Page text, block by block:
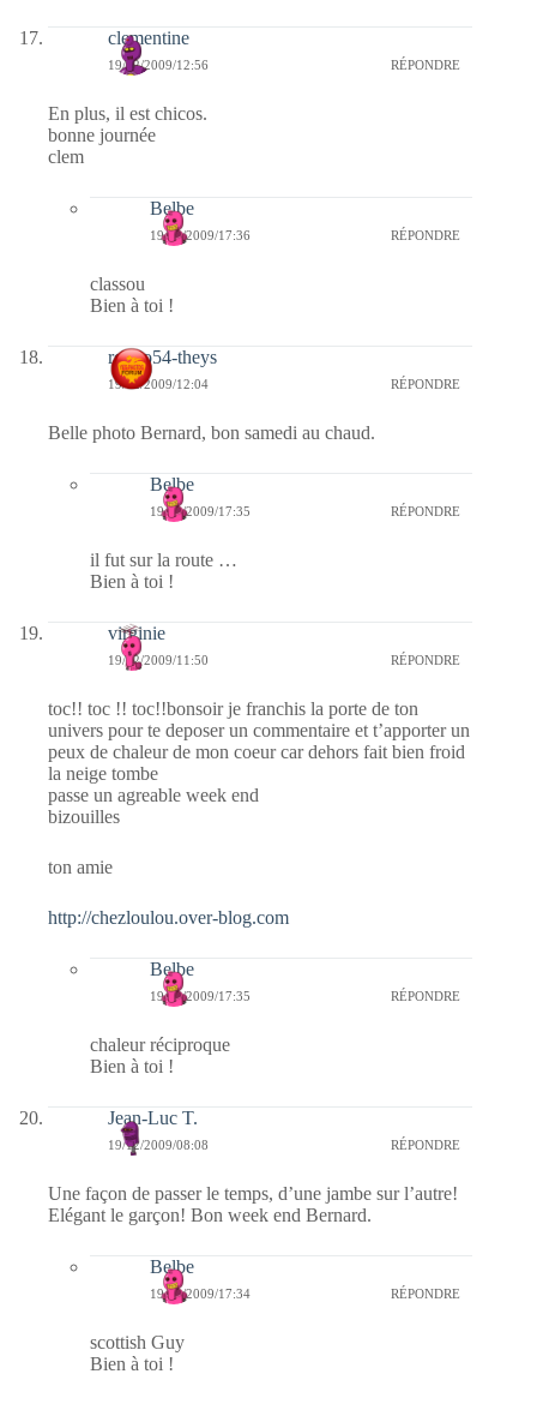
clementine
19/12/2009/12:56 RÉPONDRE
En plus, il est chicos.
bonne journée
clem
Belbe
19/12/2009/17:36 RÉPONDRE
classou
Bien à toi !
rolero54-theys
19/12/2009/12:04 RÉPONDRE
Belle photo Bernard, bon samedi au chaud.
Belbe
19/12/2009/17:35 RÉPONDRE
il fut sur la route …
Bien à toi !
virginie
19/12/2009/11:50 RÉPONDRE
toc!! toc !! toc!!bonsoir je franchis la porte de ton
univers pour te deposer un commentaire et t’apporter un
peux de chaleur de mon coeur car dehors fait bien froid
la neige tombe
passe un agreable week end
bizouilles
ton amie
http://chezloulou.over-blog.com
Belbe
19/12/2009/17:35 RÉPONDRE
chaleur réciproque
Bien à toi !
Jean-Luc T.
19/12/2009/08:08 RÉPONDRE
Une façon de passer le temps, d’une jambe sur l’autre!
Elégant le garçon! Bon week end Bernard.
Belbe
19/12/2009/17:34 RÉPONDRE
scottish Guy
Bien à toi !